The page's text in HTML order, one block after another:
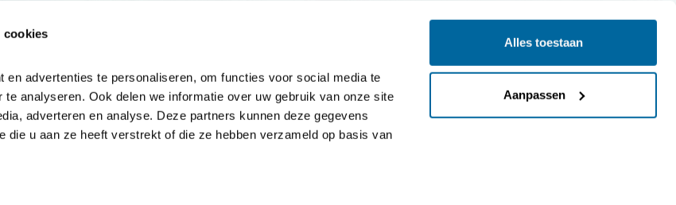
cookies
en advertenties te personaliseren, om functies voor social media te
te analyseren. Ook delen we informatie over uw gebruik van onze site
adverteren en analyse. Deze partners kunnen deze gegevens
die u aan ze heeft verstrekt of die ze hebben verzameld op basis van
Alles toestaan
Aanpassen